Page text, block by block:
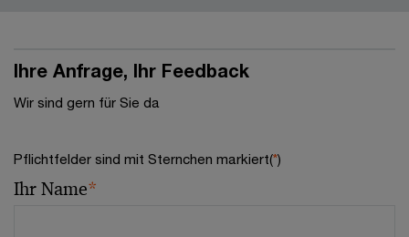
Ihre Anfrage, Ihr Feedback
Wir sind gern für Sie da
Pflichtfelder sind mit Sternchen markiert(*)
Ihr Name*